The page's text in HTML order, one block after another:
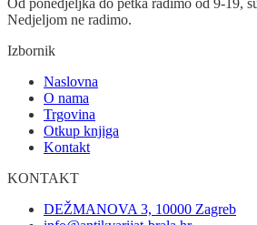
Nedjeljom ne radimo.
Izbornik
Naslovna
O nama
Trgovina
Otkup knjiga
Kontakt
KONTAKT
DEŽMANOVA 3, 10000 Zagreb